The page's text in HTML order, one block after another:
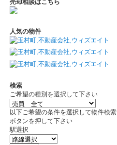
売却相談はこちら
人気の物件
検索
ご希望の種別を選択して下さい
以下ご希望の条件を選択して物件検索
ボタンを押して下さい
駅選択